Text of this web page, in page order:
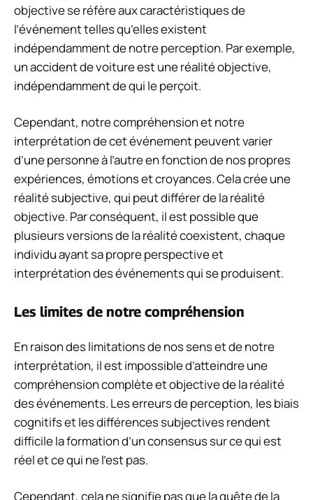
objective se réfère aux caractéristiques de
l’événement telles qu’elles existent
indépendamment de notre perception. Par exemple,
un accident de voiture est une réalité objective,
indépendamment de qui le perçoit.
Cependant, notre compréhension et notre
interprétation de cet événement peuvent varier
d’une personne à l’autre en fonction de nos propres
expériences, émotions et croyances. Cela crée une
réalité subjective, qui peut différer de la réalité
objective. Par conséquent, il est possible que
plusieurs versions de la réalité coexistent, chaque
individu ayant sa propre perspective et
interprétation des événements qui se produisent.
Les limites de notre compréhension
En raison des limitations de nos sens et de notre
interprétation, il est impossible d’atteindre une
compréhension complète et objective de la réalité
des événements. Les erreurs de perception, les biais
cognitifs et les différences subjectives rendent
difficile la formation d’un consensus sur ce qui est
réel et ce qui ne l’est pas.
Cependant, cela ne signifie pas que la quête de la